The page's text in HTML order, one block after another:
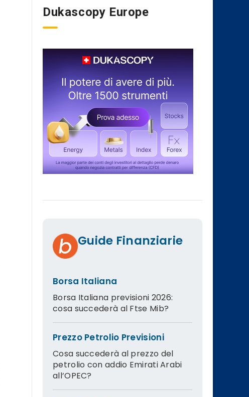
Dukascopy Europe
Guide Finanziarie
Borsa Italiana
Borsa Italiana previsioni 2026:
cosa succederà al Ftse Mib?
Prezzo Petrolio Previsioni
Cosa succederà al prezzo del
petrolio con addio Emirati Arabi
all’OPEC?